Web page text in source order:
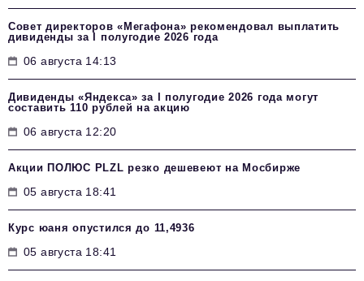
Совет директоров «Мегафона» рекомендовал выплатить
дивиденды за I полугодие 2026 года
06 августа 14:13
Дивиденды «Яндекса» за I полугодие 2026 года могут
составить 110 рублей на акцию
06 августа 12:20
Акции ПОЛЮС PLZL резко дешевеют на Мосбирже
05 августа 18:41
Курс юаня опустился до 11,4936
05 августа 18:41